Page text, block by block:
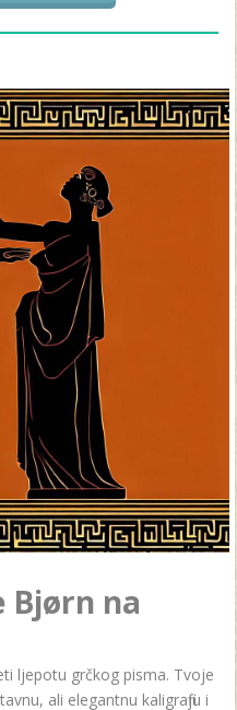
Bjørn na
ljepotu grčkog pisma. Tvoje
ali elegantnu kaligrafiju i